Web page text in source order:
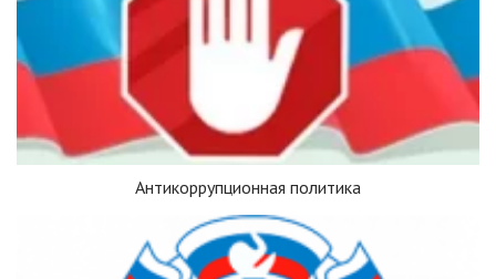
Антикоррупционная политика